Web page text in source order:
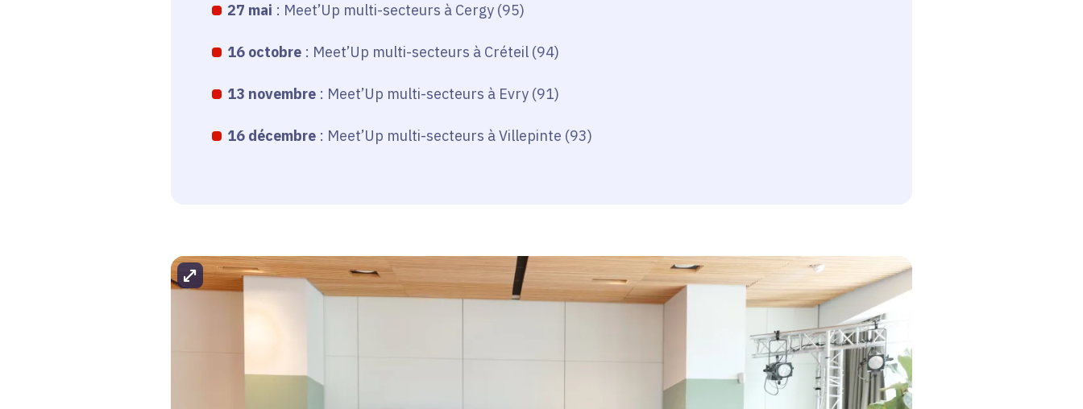
27 mai : Meet’Up multi-secteurs à Cergy (95)
16 octobre: Meet’Up multi-secteurs à Créteil (94)
13 novembre: Meet’Up multi-secteurs à Evry (91)
16 décembre: Meet’Up multi-secteurs à Villepinte (93)
Agrandir l'image